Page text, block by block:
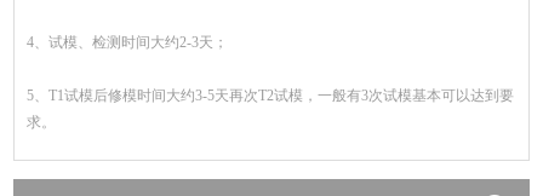
4、试模、检测时间大约2-3天；
5、T1试模后修模时间大约3-5天再次T2试模，一般有3次试模基本可以达到要
求。